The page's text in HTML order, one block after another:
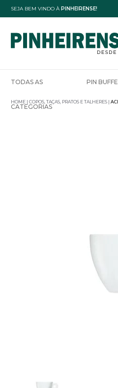
SEJA BEM VINDO À PINHEIRENSE!
TODAS AS
CATEGORIAS
PIN
HOME COPOS, TAÇAS, PRATOS E TALHERES